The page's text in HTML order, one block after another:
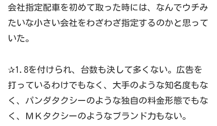
会社指定配車を初めて取った時には、なんでウチみ
たいな小さい会社をわざわざ指定するのかと思って
いた。
✰1.8を付けられ、台数も決して多くない。広告を
打っているわけでもなく、大手のような知名度もな
く、パンダタクシーのような独自の料金形態でもな
く、ＭＫタクシーのようなブランド力もない。